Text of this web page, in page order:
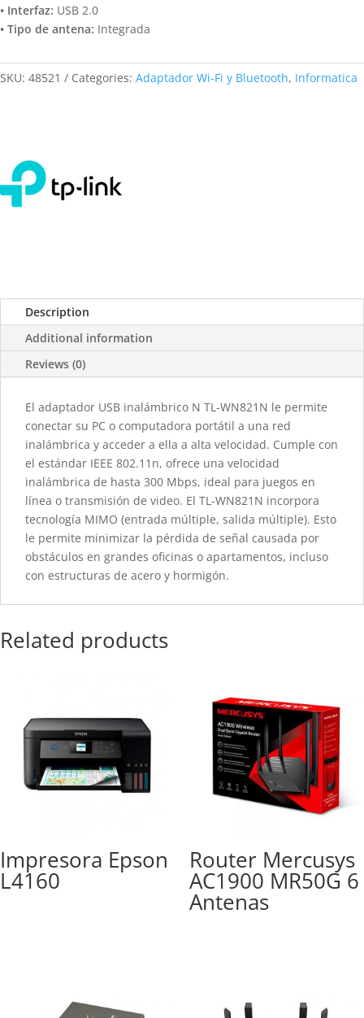
• Interfaz: USB 2.0
• Tipo de antena: Integrada
SKU: 48521 Categories: Adaptador Wi-Fi y Bluetooth, Informatica
Description
Additional information
Reviews (0)
El adaptador USB inalámbrico N TL-WN821N le permite
conectar su PC o computadora portátil a una red
inalámbrica y acceder a ella a alta velocidad. Cumple con
el estándar IEEE 802.11n, ofrece una velocidad
inalámbrica de hasta 300 Mbps, ideal para juegos en
línea o transmisión de video. El TL-WN821N incorpora
tecnología MIMO (entrada múltiple, salida múltiple). Esto
le permite minimizar la pérdida de señal causada por
obstáculos en grandes oficinas o apartamentos, incluso
con estructuras de acero y hormigón.
Related products
Impresora Epson
L4160
Router Mercusys
AC1900 MR50G 6
Antenas